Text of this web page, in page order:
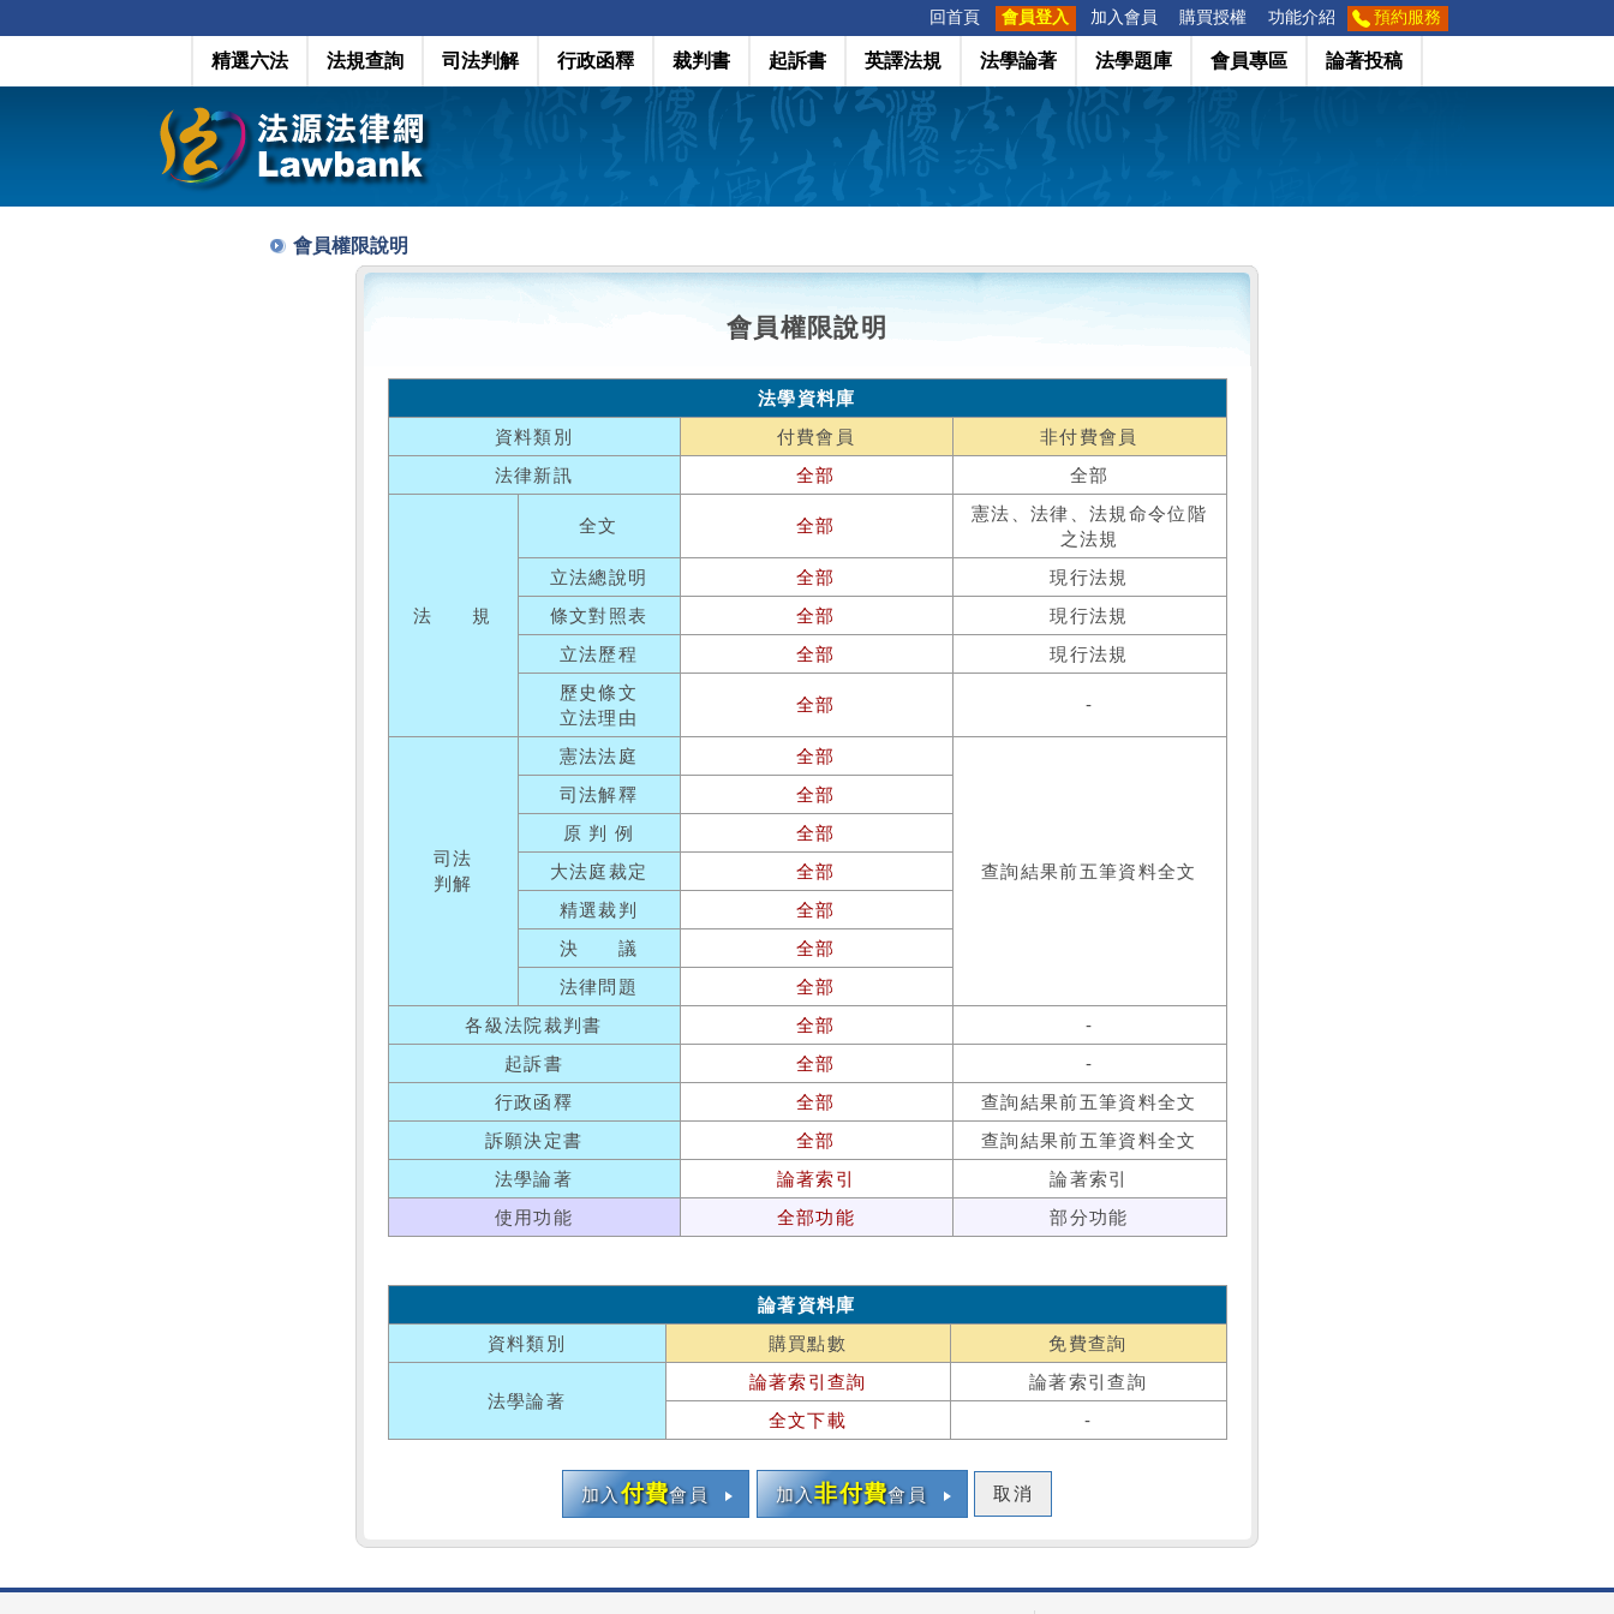
回首頁 會員登入 加入會員 購買授權 功能介紹 預約服務
精選六法 法規查詢 司法判解 行政函釋 裁判書 起訴書 英譯法規 法學論著 法學題庫 會員專區 論著投稿
會員權限說明
會員權限說明
法學資料庫
資料類別
付費會員
非付費會員
法律新訊
全部 全部
法 規
全文 全部
憲法、法律、法規命令位階
之法規
立法總說明
全部
現行法規
條文對照表
全部
現行法規
立法歷程
全部
現行法規
歷史條文
立法理由
全部 -
司法
判解
憲法法庭 全部
查詢結果前五筆資料全文
司法解釋
全部
原 判 例
全部
大法庭裁定
全部
精選裁判
全部
決 議
全部
法律問題
全部
各級法院裁判書
全部
-
起訴書
全部
-
行政函釋
全部
查詢結果前五筆資料全文
訴願決定書
全部
查詢結果前五筆資料全文
法學論著
論著索引
論著索引
使用功能
全部功能 部分功能
論著資料庫
資料類別
購買點數 免費查詢
法學論著
論著索引查詢
論著索引查詢
全文下載
-
加入付費會員 加入非付費會員 取消